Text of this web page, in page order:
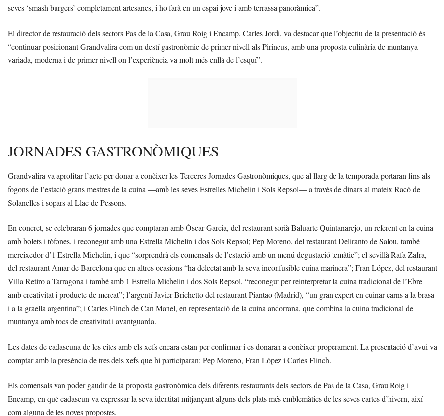
seves ‘smash burgers’ completament artesanes, i ho farà en un espai jove i amb terrassa panoràmica”.
El director de restauració dels sectors Pas de la Casa, Grau Roig i Encamp, Carles Jordi, va destacar que l’objectiu de la presentació és
“continuar posicionant Grandvalira com un destí gastronòmic de primer nivell als Pirineus, amb una proposta culinària de muntanya
variada, moderna i de primer nivell on l’experiència va molt més enllà de l’esquí”.
JORNADES GASTRONÒMIQUES
Grandvalira va aprofitar l’acte per donar a conèixer les Terceres Jornades Gastronòmiques, que al llarg de la temporada portaran fins als
fogons de l’estació grans mestres de la cuina —amb les seves Estrelles Michelin i Sols Repsol— a través de dinars al mateix Racó de
Solanelles i sopars al Llac de Pessons.
En concret, se celebraran 6 jornades que comptaran amb Òscar Garcia, del restaurant sorià Baluarte Quintanarejo, un referent en la cuina
amb bolets i tòfones, i reconegut amb una Estrella Michelin i dos Sols Repsol; Pep Moreno, del restaurant Deliranto de Salou, també
mereixedor d’1 Estrella Michelin, i que “sorprendrà els comensals de l’estació amb un menú degustació temàtic”; el sevillà Rafa Zafra,
del restaurant Amar de Barcelona que en altres ocasions “ha delectat amb la seva inconfusible cuina marinera”; Fran López, del restaurant
Villa Retiro a Tarragona i també amb 1 Estrella Michelin i dos Sols Repsol, “reconegut per reinterpretar la cuina tradicional de l’Ebre
amb creativitat i producte de mercat”; l’argentí Javier Brichetto del restaurant Piantao (Madrid), “un gran expert en cuinar carns a la brasa
i a la graella argentina”; i Carles Flinch de Can Manel, en representació de la cuina andorrana, que combina la cuina tradicional de
muntanya amb tocs de creativitat i avantguarda.
Les dates de cadascuna de les cites amb els xefs encara estan per confirmar i es donaran a conèixer properament. La presentació d’avui va
comptar amb la presència de tres dels xefs que hi participaran: Pep Moreno, Fran López i Carles Flinch.
Els comensals van poder gaudir de la proposta gastronòmica dels diferents restaurants dels sectors de Pas de la Casa, Grau Roig i
Encamp, en què cadascun va expressar la seva identitat mitjançant alguns dels plats més emblemàtics de les seves cartes d’hivern, així
com alguna de les noves propostes.